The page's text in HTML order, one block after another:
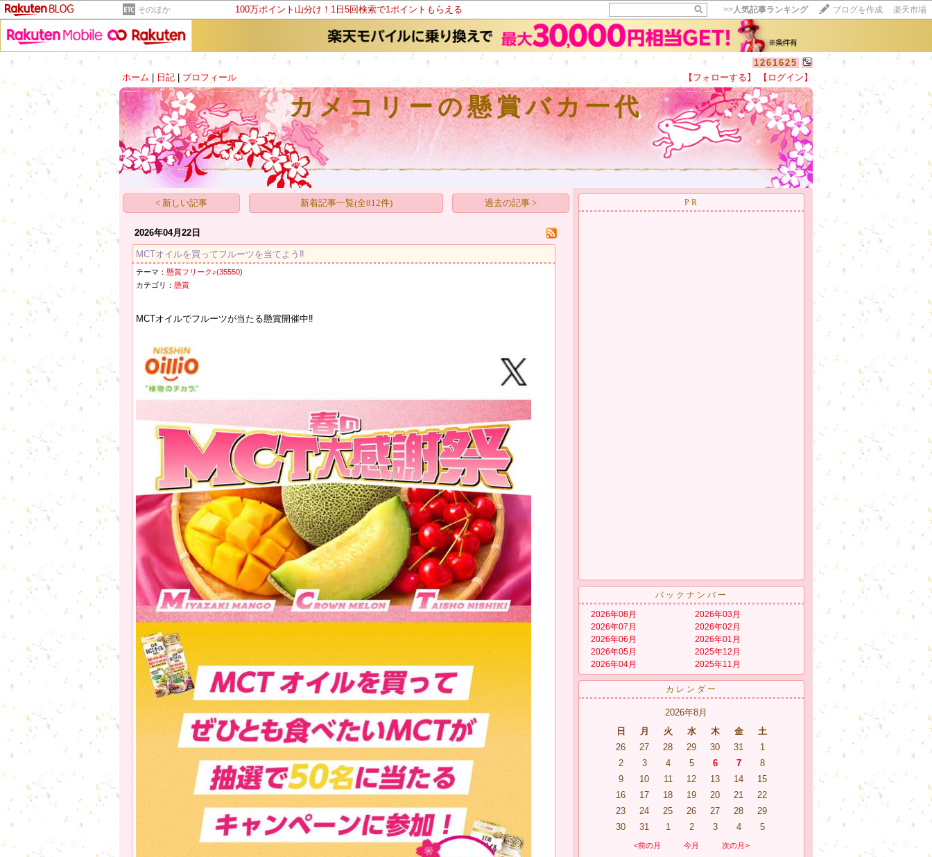
そのほか 100万ポイント山分け！1日5回検索で1ポイントもらえる >>人気記事ランキング ブログを作成 楽天市場
1261625
ホーム
日記 プロフィール 【フォローする】 【ログイン】
カメコリーの懸賞バカ一代
【毎日開催】
15記事にいいね！で1ポイント
10秒滞在
いいね!
< 新しい記事 新着記事一覧(全812件) 過去の記事 >
2026年04月22日
MCTオイルを買ってフルーツを当てよう‼️
テーマ：懸賞フリーク♪(35550)
カテゴリ：懸賞
MCTオイルでフルーツが当たる懸賞開催中‼️
PR
バックナンバー
2026年08月
2026年07月
2026年06月
2026年05月
2026年04月
2026年03月
2026年02月
2026年01月
2025年12月
2025年11月
カレンダー
2026年8月
日
月 火 水 木 金
土
26
27 28 29 30 31
1
2
3 4 5 6 7
8
9
10 11 12 13 14
15
16
17 18 19 20 21
22
23
24 25 26 27 28
29
30
31 1 2 3 4 5
<前の月 今月 次の月>